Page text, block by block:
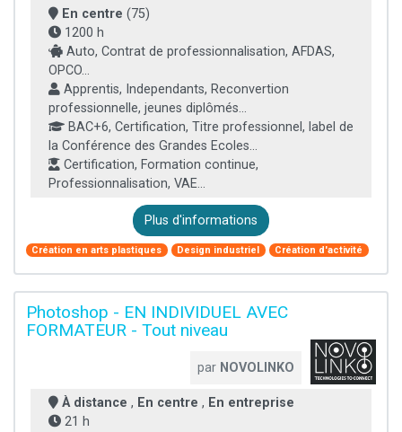
En centre (75)
1200 h
Auto, Contrat de professionnalisation, AFDAS,
OPCO...
Apprentis, Independants, Reconvertion
professionnelle, jeunes diplômés...
BAC+6, Certification, Titre professionnel, label de
la Conférence des Grandes Ecoles...
Certification, Formation continue,
Professionnalisation, VAE...
Plus d'informations
Création en arts plastiques Design industriel Création d'activité
Photoshop - EN INDIVIDUEL AVEC
FORMATEUR - Tout niveau
par NOVOLINKO
À distance , En centre , En entreprise
21 h